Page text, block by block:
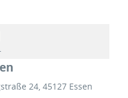
24, 45127 Essen